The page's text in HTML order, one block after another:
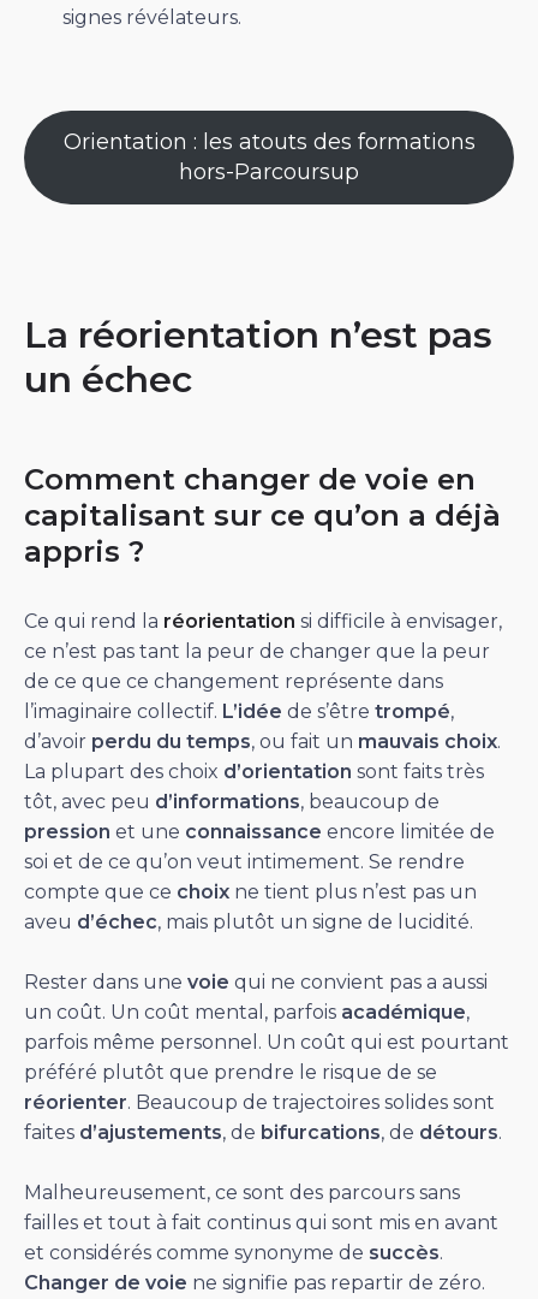
signes révélateurs.
Orientation : les atouts des formations
hors-Parcoursup
La réorientation n’est pas
un échec
Comment changer de voie en
capitalisant sur ce qu’on a déjà
appris ?
Ce qui rend la réorientation si difficile à envisager,
ce n’est pas tant la peur de changer que la peur
de ce que ce changement représente dans
l’imaginaire collectif. L’idée de s’être trompé,
d’avoir perdu du temps, ou fait un mauvais choix.
La plupart des choix d’orientation sont faits très
tôt, avec peu d’informations, beaucoup de
pression et une connaissance encore limitée de
soi et de ce qu’on veut intimement. Se rendre
compte que ce choix ne tient plus n’est pas un
aveu d’échec, mais plutôt un signe de lucidité.
Rester dans une voie qui ne convient pas a aussi
un coût. Un coût mental, parfois académique,
parfois même personnel. Un coût qui est pourtant
préféré plutôt que prendre le risque de se
réorienter. Beaucoup de trajectoires solides sont
faites d’ajustements, de bifurcations, de détours.
Malheureusement, ce sont des parcours sans
failles et tout à fait continus qui sont mis en avant
et considérés comme synonyme de succès.
Changer de voie ne signifie pas repartir de zéro.